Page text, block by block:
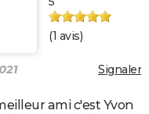
(1 avis)
Signaler
ami c'est Yvon